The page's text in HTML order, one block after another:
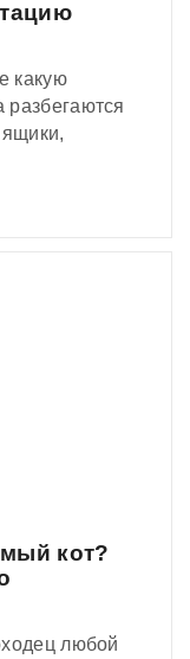
какую
разбегаются
ящики,
кот?
любой